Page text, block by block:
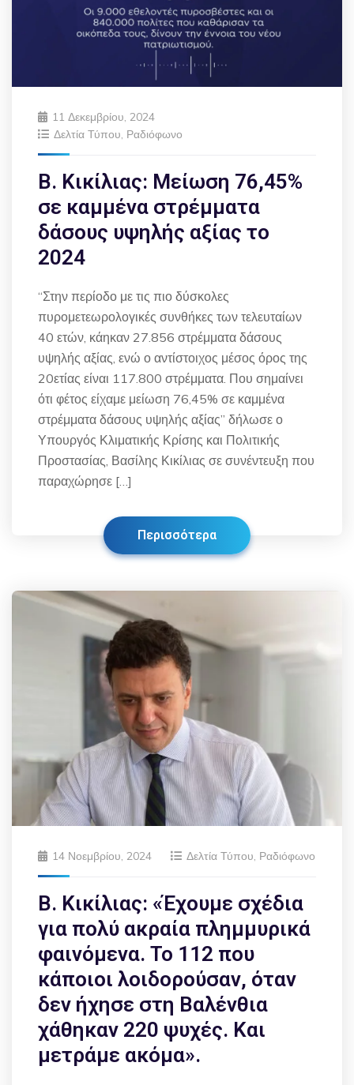
11 Δεκεμβρίου, 2024
Δελτία Τύπου, Ραδιόφωνο
Β. Κικίλιας: Μείωση 76,45%
σε καμμένα στρέμματα
δάσους υψηλής αξίας το
2024
“Στην περίοδο με τις πιο δύσκολες
πυρομετεωρολογικές συνθήκες των τελευταίων
40 ετών, κάηκαν 27.856 στρέμματα δάσους
υψηλής αξίας, ενώ ο αντίστοιχος μέσος όρος της
20ετίας είναι 117.800 στρέμματα. Που σημαίνει
ότι φέτος είχαμε μείωση 76,45% σε καμμένα
στρέμματα δάσους υψηλής αξίας” δήλωσε ο
Υπουργός Κλιματικής Κρίσης και Πολιτικής
Προστασίας, Βασίλης Κικίλιας σε συνέντευξη που
παραχώρησε […]
Περισσότερα
14 Νοεμβρίου, 2024 Δελτία Τύπου, Ραδιόφωνο
Β. Κικίλιας: «Έχουμε σχέδια
για πολύ ακραία πλημμυρικά
φαινόμενα. Το 112 που
κάποιοι λοιδορούσαν, όταν
δεν ήχησε στη Βαλένθια
χάθηκαν 220 ψυχές. Και
μετράμε ακόμα».